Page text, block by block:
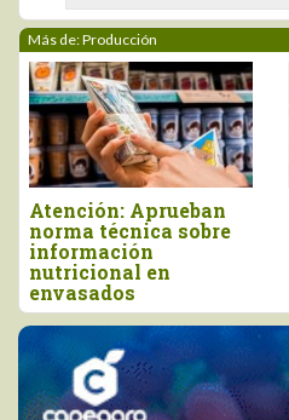
Más de: Producción
Atención: Aprueban
norma técnica sobre
información
nutricional en
envasados